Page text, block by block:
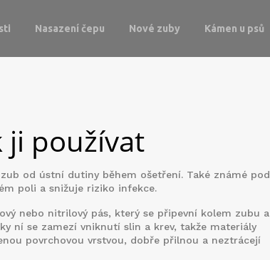
Nasazení čepu Nové zuby Kámen u psů
ji používat
od ústní dutiny během ošetření. Také známé pod
poli a snižuje riziko infekce.
nebo nitrilový pás, který se připevní kolem zubu a
ní se zamezí vniknutí slin a krev, takže materiály
povrchovou vrstvou, dobře přilnou a neztrácejí